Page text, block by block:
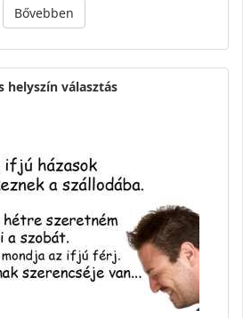
Bővebben
helyszín választás